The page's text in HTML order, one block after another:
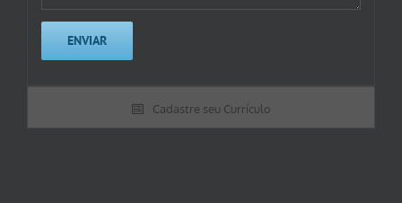
Cadastre seu Currículo